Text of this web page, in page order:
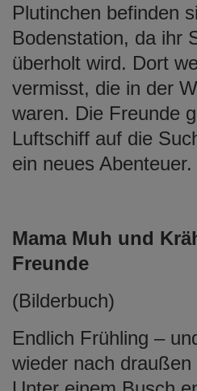
Plutinchen befinden
Bodenstation, da ihr
überholt wird. Dort
vermisst, die in der
waren. Die Freunde
Luftschiff auf die
ein neues Abenteuer.
Mama Muh und
Freunde
(Bilderbuch)
Endlich Frühling –
wieder nach